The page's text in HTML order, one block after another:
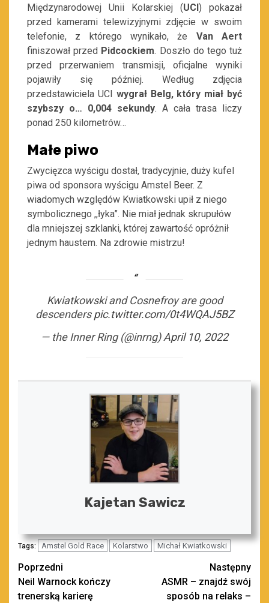
Międzynarodowej Unii Kolarskiej (UCI ) pokazał
przed kamerami telewizyjnymi zdjęcie w swoim
telefonie, z którego wynikało, że Van Aert
finiszował przed Pidcockiem. Doszło do tego tuż
przed przerwaniem transmisji, oficjalne wyniki
pojawiły się później. Według zdjęcia
przedstawiciela UCI wygrał Belg, który miał być
szybszy o… 0,004 sekundy. A cała trasa liczy
ponad 250 kilometrów…
Małe piwo
Zwycięzca wyścigu dostał, tradycyjnie, duży kufel
piwa od sponsora wyścigu Amstel Beer. Z
wiadomych względów Kwiatkowski upił z niego
symbolicznego ,,łyka”. Nie miał jednak skrupułów
dla mniejszej szklanki, której zawartość opróżnił
jednym haustem. Na zdrowie mistrzu!
Kwiatkowski and Cosnefroy are good
descenderspic.twitter.com/0t4WQAJ5BZ
— the Inner Ring (@inrng)April 10, 2022
Kajetan Sawicz
Tags: Amstel Gold Race Kolarstwo Michał Kwiatkowski
Zobacz
wpisy
Poprzedni
Neil Warnock kończy
trenerską karierę
Następny
ASMR – znajdź swój
sposób na relaks –